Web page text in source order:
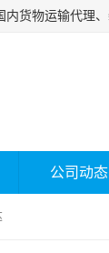
公司动态